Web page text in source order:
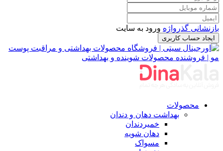
بازنشانی گذرواژه ورود به سایت
ایجاد حساب کاربری
محصولات
بهداشت دهان و دندان
خمیردندان
دهان شویه
مسواک